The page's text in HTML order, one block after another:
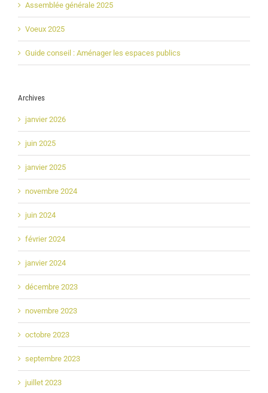
Assemblée générale 2025
Voeux 2025
Guide conseil : Aménager les espaces publics
Archives
janvier 2026
juin 2025
janvier 2025
novembre 2024
juin 2024
février 2024
janvier 2024
décembre 2023
novembre 2023
octobre 2023
septembre 2023
juillet 2023